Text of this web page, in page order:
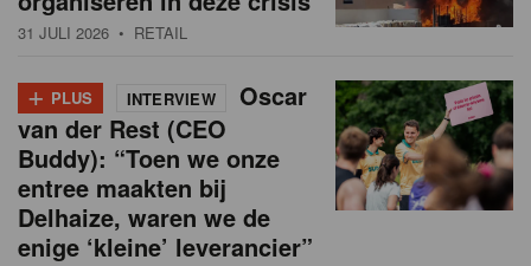
31 JULI 2026 • RETAIL
+ PLUS INTERVIEW
Oscar
van der Rest (CEO
Buddy): “Toen we onze
entree maakten bij
Delhaize, waren we de
enige ‘kleine’ leverancier”